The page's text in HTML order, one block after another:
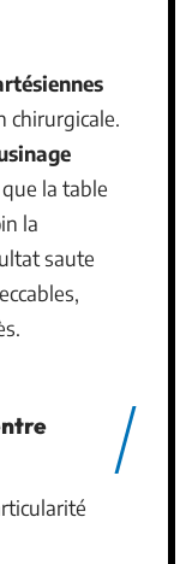
chirurgicale.
la table
la
saute